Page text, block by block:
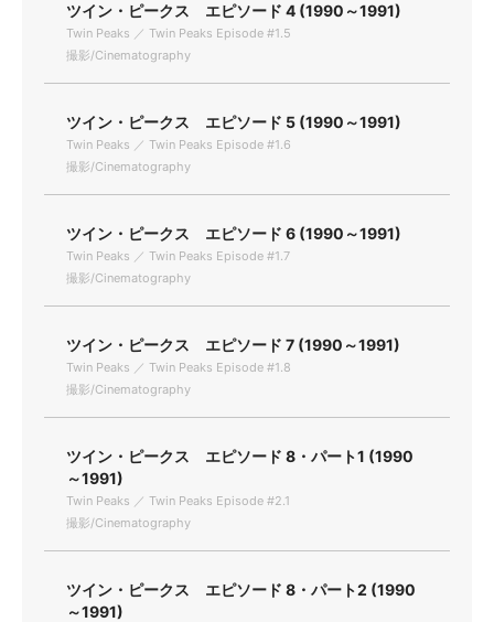
ツイン・ピークス エピソード 4 (1990～1991)
Twin Peaks ／ Twin Peaks Episode #1.5
撮影/Cinematography
ツイン・ピークス エピソード 5 (1990～1991)
Twin Peaks ／ Twin Peaks Episode #1.6
撮影/Cinematography
ツイン・ピークス エピソード 6 (1990～1991)
Twin Peaks ／ Twin Peaks Episode #1.7
撮影/Cinematography
ツイン・ピークス エピソード 7 (1990～1991)
Twin Peaks ／ Twin Peaks Episode #1.8
撮影/Cinematography
ツイン・ピークス エピソード 8・パート1 (1990
～1991)
Twin Peaks ／ Twin Peaks Episode #2.1
撮影/Cinematography
ツイン・ピークス エピソード 8・パート2 (1990
～1991)